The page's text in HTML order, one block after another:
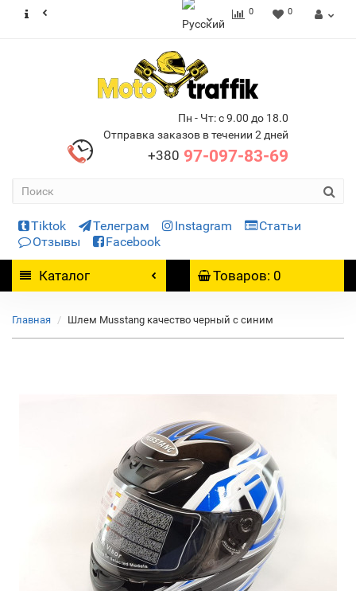
0 0
Пн - Чт: с 9.00 до 18.0
Отправка заказов в течении 2 дней
+380 97-097-83-69
Tiktok Телеграм Instagram
Статьи
Отзывы
Facebook
Каталог Товаров: 0
Главная Шлем Musstang качество черный с синим